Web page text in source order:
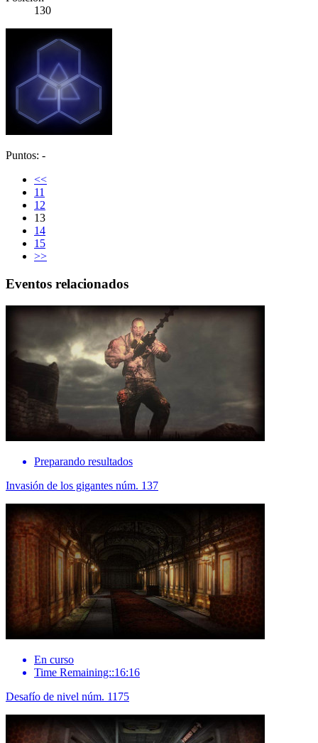
130
Puntos: -
<<
11
12
13
14
15
>>
Eventos relacionados
Preparando resultados
Invasión de los gigantes núm. 137
En curso
Time Remaining::16:16
Desafío de nivel núm. 1175